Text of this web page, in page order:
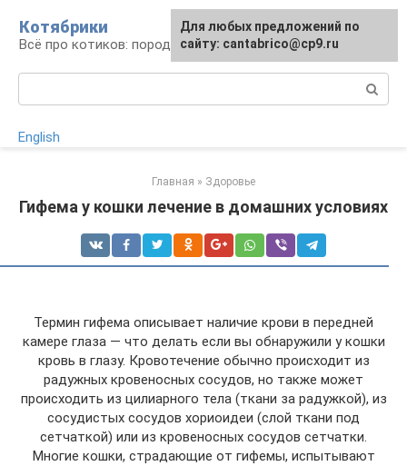
контенту
Котябрики
Всё про котиков: породы, содержание, уход
English
Главная » Здоровье
Гифема у кошки лечение в домашних условиях
Термин гифема описывает наличие крови в передней
камере глаза — что делать если вы обнаружили у кошки
кровь в глазу. Кровотечение обычно происходит из
радужных кровеносных сосудов, но также может
происходить из цилиарного тела (ткани за радужкой), из
сосудистых сосудов хориоидеи (слой ткани под
сетчаткой) или из кровеносных сосудов сетчатки.
Многие кошки, страдающие от гифемы, испытывают
Для любых предложений по
сайту: cantabrico@cp9.ru